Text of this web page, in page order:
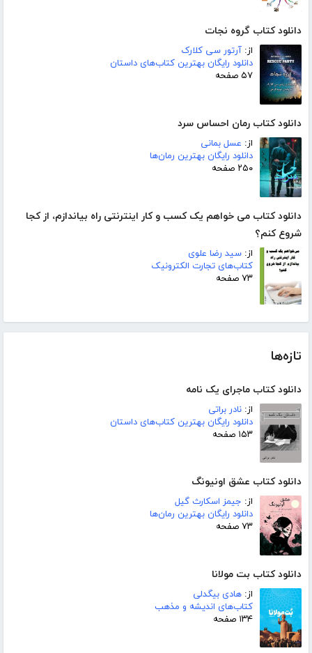
دانلود کتاب گروه نجات
از: آرتور سی کلارک
دانلود رایگان بهترین کتاب‌های داستان
۵۷ صفحه
دانلود کتاب رمان احساس سرد
از: عسل بمانی
دانلود رایگان بهترین رمان‌ها
۲۵۰ صفحه
دانلود کتاب می خواهم یک کسب و کار اینترنتی راه بیاندازم، از کجا
شروع کنم؟
از: سید رضا علوی
کتاب‌های تجارت الکترونیک
۷۳ صفحه
تازه‌ها
دانلود کتاب ماجرای یک نامه
از: نادر براتی
دانلود رایگان بهترین کتاب‌های داستان
۱۵۳ صفحه
دانلود کتاب عشق اونیونگ
از: جیمز اسکارث گیل
دانلود رایگان بهترین رمان‌ها
۷۳ صفحه
دانلود کتاب بت مولانا
از: هادی بیگدلی
کتاب‌های اندیشه و مذهب
۱۳۴ صفحه